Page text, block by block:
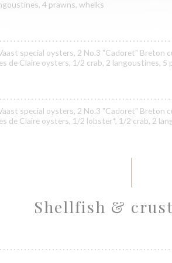
4 prawns, whelks
special oysters, 2 No.3 "Cadoret" Breton
de Claire oysters, 1/2 crab, 2 langoustines, 5
special oysters, 2 No.3 "Cadoret" Breton
de Claire oysters, 1/2 lobster*, 1/2 crab, 2
Shellfish &